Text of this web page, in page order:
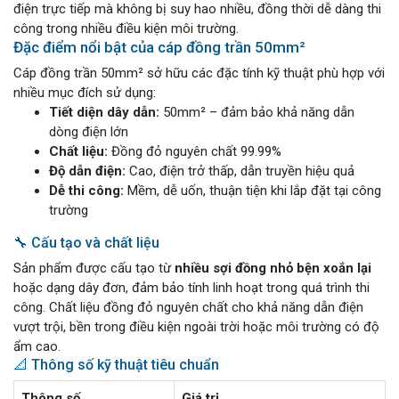
điện trực tiếp mà không bị suy hao nhiều, đồng thời dễ dàng thi
công trong nhiều điều kiện môi trường.
Đặc điểm nổi bật của cáp đồng trần 50mm²
Cáp đồng trần 50mm² sở hữu các đặc tính kỹ thuật phù hợp với
nhiều mục đích sử dụng:
Tiết diện dây dẫn: 50mm² – đảm bảo khả năng dẫn
dòng điện lớn
Chất liệu: Đồng đỏ nguyên chất 99.99%
Độ dẫn điện: Cao, điện trở thấp, dẫn truyền hiệu quả
Dễ thi công: Mềm, dễ uốn, thuận tiện khi lắp đặt tại công
trường
🔧 Cấu tạo và chất liệu
Sản phẩm được cấu tạo từ nhiều sợi đồng nhỏ bện xoắn lại
hoặc dạng dây đơn, đảm bảo tính linh hoạt trong quá trình thi
công. Chất liệu đồng đỏ nguyên chất cho khả năng dẫn điện
vượt trội, bền trong điều kiện ngoài trời hoặc môi trường có độ
ẩm cao.
📐 Thông số kỹ thuật tiêu chuẩn